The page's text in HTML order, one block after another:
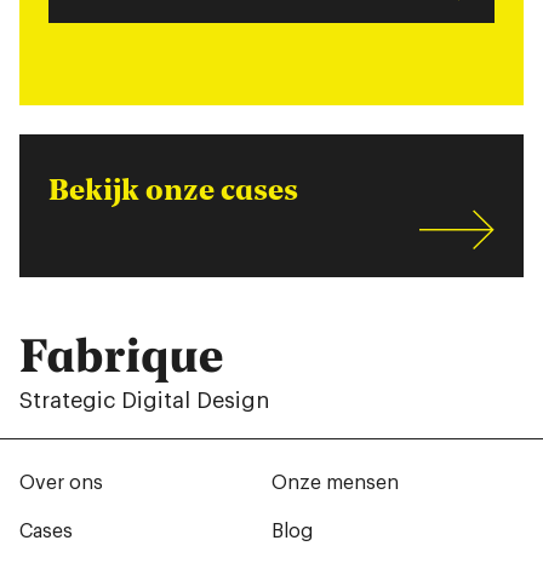
Bekijk onze cases
Fabrique
Strategic Digital Design
Over ons
Cases
Onze mensen
Blog